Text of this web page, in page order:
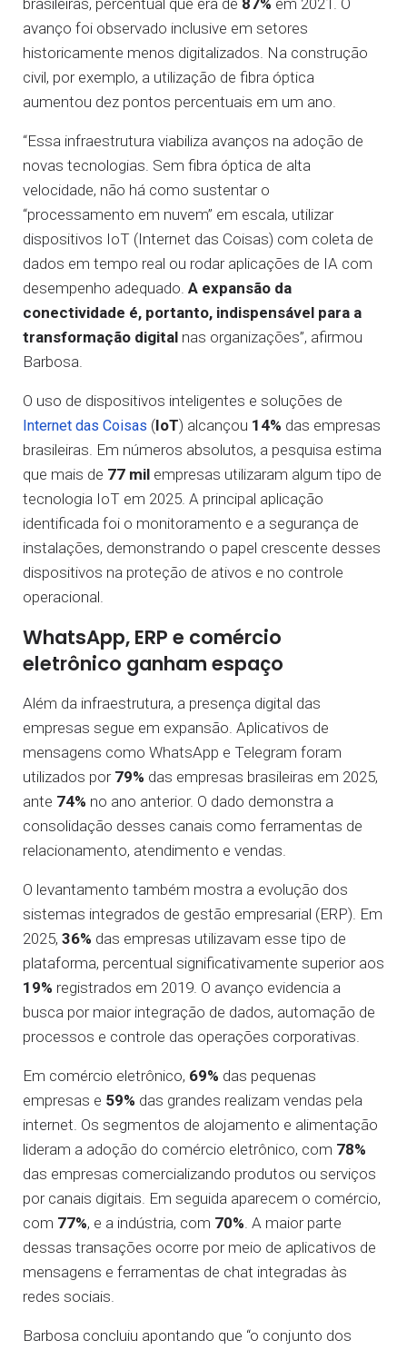
brasileiras, percentual que era de 87% em 2021. O
avanço foi observado inclusive em setores
historicamente menos digitalizados. Na construção
civil, por exemplo, a utilização de fibra óptica
aumentou dez pontos percentuais em um ano.
“Essa infraestrutura viabiliza avanços na adoção de
novas tecnologias. Sem fibra óptica de alta
velocidade, não há como sustentar o
“processamento em nuvem” em escala, utilizar
dispositivos IoT (Internet das Coisas) com coleta de
dados em tempo real ou rodar aplicações de IA com
desempenho adequado. A expansão da
conectividade é, portanto, indispensável para a
transformação digital nas organizações”, afirmou
Barbosa.
O uso de dispositivos inteligentes e soluções de
Internet das Coisas (IoT) alcançou 14% das empresas
brasileiras. Em números absolutos, a pesquisa estima
que mais de 77 mil empresas utilizaram algum tipo de
tecnologia IoT em 2025. A principal aplicação
identificada foi o monitoramento e a segurança de
instalações, demonstrando o papel crescente desses
dispositivos na proteção de ativos e no controle
operacional.
WhatsApp, ERP e comércio
eletrônico ganham espaço
Além da infraestrutura, a presença digital das
empresas segue em expansão. Aplicativos de
mensagens como WhatsApp e Telegram foram
utilizados por 79% das empresas brasileiras em 2025,
ante 74% no ano anterior. O dado demonstra a
consolidação desses canais como ferramentas de
relacionamento, atendimento e vendas.
O levantamento também mostra a evolução dos
sistemas integrados de gestão empresarial (ERP). Em
2025, 36% das empresas utilizavam esse tipo de
plataforma, percentual significativamente superior aos
19% registrados em 2019. O avanço evidencia a
busca por maior integração de dados, automação de
processos e controle das operações corporativas.
Em comércio eletrônico, 69% das pequenas
empresas e 59% das grandes realizam vendas pela
internet. Os segmentos de alojamento e alimentação
lideram a adoção do comércio eletrônico, com 78%
das empresas comercializando produtos ou serviços
por canais digitais. Em seguida aparecem o comércio,
com 77%, e a indústria, com 70%. A maior parte
dessas transações ocorre por meio de aplicativos de
mensagens e ferramentas de chat integradas às
redes sociais.
Barbosa concluiu apontando que “o conjunto dos